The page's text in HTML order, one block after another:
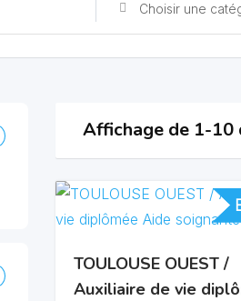
Choisir une
Affichage de 1-
TOULOUSE OUEST /
Auxiliaire de vie